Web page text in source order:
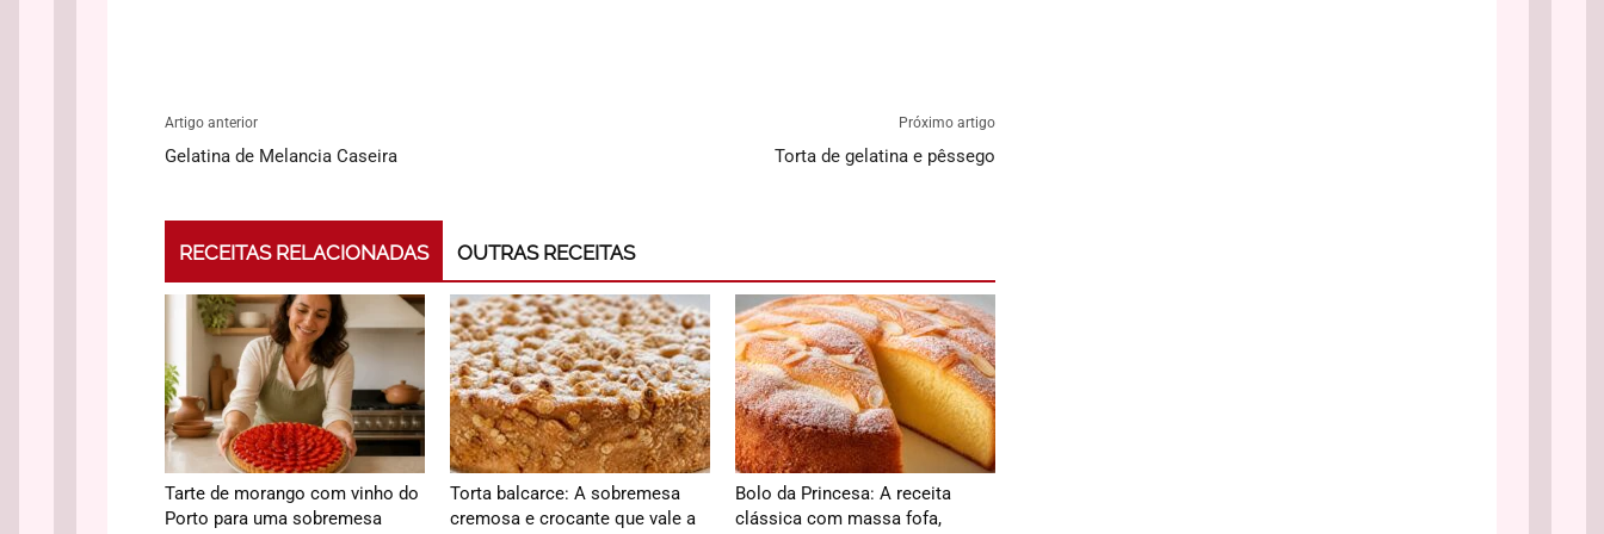
Artigo anterior
Gelatina de Melancia Caseira
Próximo artigo
Torta de gelatina e pêssego
RECEITAS RELACIONADAS OUTRAS RECEITAS
Tarte de morango com vinho do
Porto para uma sobremesa
Torta balcarce: A sobremesa
cremosa e crocante que vale a
Bolo da Princesa: A receita
clássica com massa fofa,